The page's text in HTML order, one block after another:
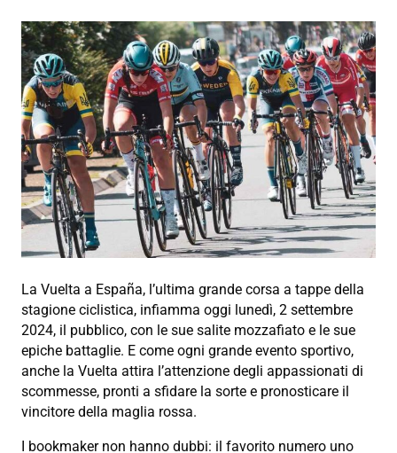
La Vuelta a España, l’ultima grande corsa a tappe della
stagione ciclistica, infiamma oggi lunedì, 2 settembre
2024, il pubblico, con le sue salite mozzafiato e le sue
epiche battaglie. E come ogni grande evento sportivo,
anche la Vuelta attira l’attenzione degli appassionati di
scommesse, pronti a sfidare la sorte e pronosticare il
vincitore della maglia rossa.
I bookmaker non hanno dubbi: il favorito numero uno